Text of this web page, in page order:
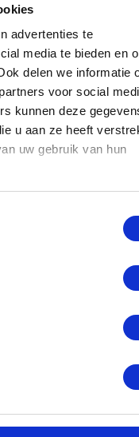
advertenties te
media te bieden en
delen we informatie
voor social
kunnen deze
u aan ze heeft
uw gebruik van hun
melding
uw toestel na
via Apple
onderscheiden
hebben erkende
Technician) en
zijn.
A2442 ? Loop
kan
en kom gauw